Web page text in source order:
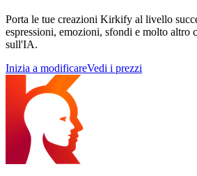
Porta le tue creazioni Kirkify al livello
espressioni, emozioni, sfondi e molto altro
sull'IA.
Inizia a modificareVedi i prezzi